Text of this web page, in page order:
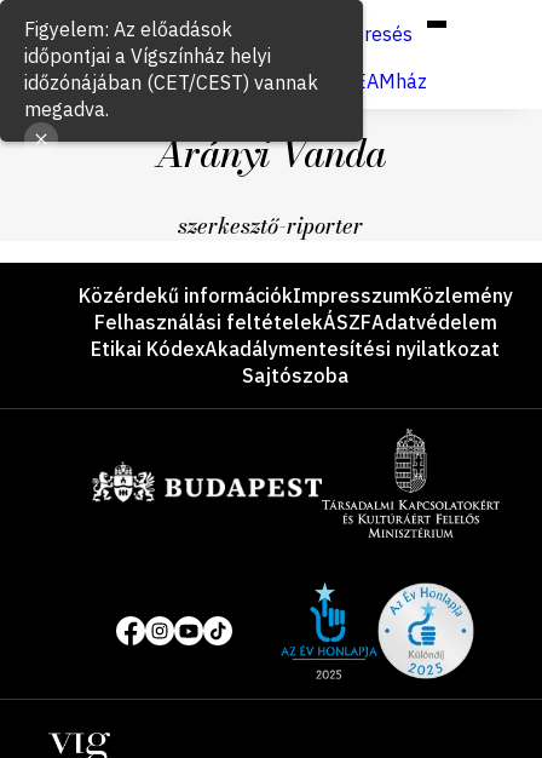
Keresés
Jegyvásárlás
VígSTREAMház
Arányi Vanda
szerkesztő-riporter
LáblécKözérdekű információkImpresszumKözlemény
Felhasználási feltételekÁSZFAdatvédelem
Etikai KódexAkadálymentesítési nyilatkozat
Sajtószoba
Közösségi
média
oldalak
of
year
Helyszínek
Figyelem: Az előadások
időpontjai a Vígszínház helyi
időzónájában (CET/CEST) vannak
megadva.